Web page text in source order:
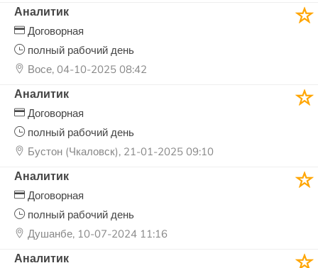
Аналитик
Договорная
полный рабочий день
Восе, 04-10-2025 08:42
Аналитик
Договорная
полный рабочий день
Бустон (Чкаловск), 21-01-2025 09:10
Аналитик
Договорная
полный рабочий день
Душанбе, 10-07-2024 11:16
Аналитик